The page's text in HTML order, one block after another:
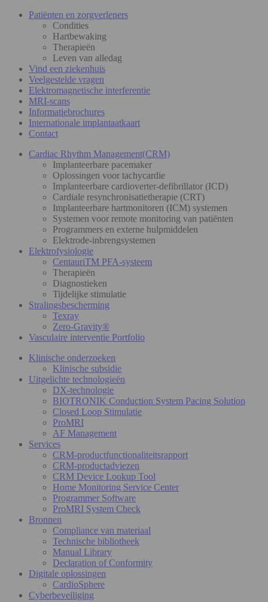
Patiënten en zorgverleners
Condities
Hartbewaking
Therapieën
Leven van alledag
Vind een ziekenhuis
Veelgestelde vragen
Elektromagnetische interferentie
MRI-scans
Informatiebrochures
Internationale implantaatkaart
Contact
Cardiac Rhythm Management(CRM)
Implanteerbare pacemaker
Oplossingen voor tachycardie
Implanteerbare cardioverter-defibrillator (ICD)
Cardiale resynchronisatietherapie (CRT)
Implanteerbare hartmonitoren (ICM) systemen
Systemen voor remote monitoring van patiënten
Programmers en externe hulpmiddelen
Elektrode-inbrengsystemen
Elektrofysiologie
CentauriTM PFA-systeem
Therapieën
Diagnostieken
Tijdelijke stimulatie
Stralingsbescherming
Texray
Zero-Gravity®
Vasculaire interventie Portfolio
Klinische onderzoeken
Klinische subsidie
Uitgelichte technologieën
DX-technologie
BIOTRONIK Conduction System Pacing Solution
Closed Loop Stimulatie
ProMRI
AF Management
Services
CRM-productfunctionaliteitsrapport
CRM-productadviezen
CRM Device Lookup Tool
Home Monitoring Service Center
Programmer Software
ProMRI System Check
Bronnen
Compliance van materiaal
Technische bibliotheek
Manual Library
Declaration of Conformity
Digitale oplossingen
CardioSphere
Cyberbeveiliging